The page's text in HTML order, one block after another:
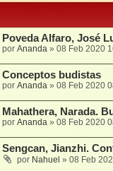
Poveda Alfaro, José
por Ananda » 08 Feb 2020
Conceptos budistas
por Ananda » 08 Feb 2020
Mahathera, Narada.
por Ananda » 08 Feb 2020
Sengcan, Jianzhi.
por Nahuel » 08 Feb